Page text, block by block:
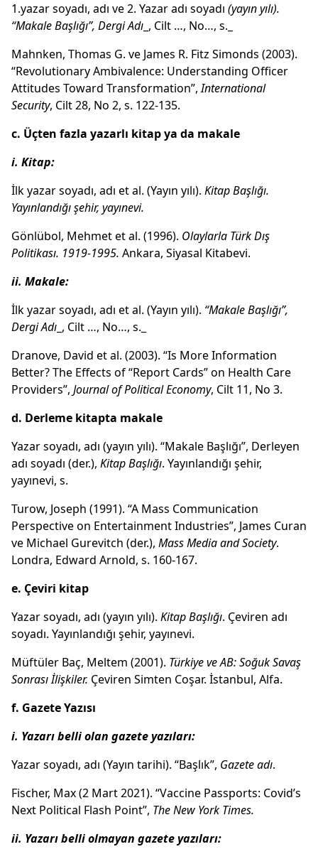
1.yazar soyadı, adı ve 2. Yazar adı soyadı (yayın yılı).
“Makale Başlığı”, Dergi Adı _, Cilt …, No…, s._
Mahnken, Thomas G. ve James R. Fitz Simonds (2003).
“Revolutionary Ambivalence: Understanding Officer
Attitudes Toward Transformation”,International
Security, Cilt 28, No 2, s. 122-135.
c. Üçten fazla yazarlı kitap ya da makale
i. Kitap:
İlk yazar soyadı, adı et al. (Yayın yılı). Kitap Başlığı.
Yayınlandığı şehir, yayınevi.
Gönlübol, Mehmet et al. (1996). Olaylarla Türk Dış
Politikası. 1919-1995. Ankara, Siyasal Kitabevi.
ii. Makale:
İlk yazar soyadı, adı et al. (Yayın yılı). “Makale Başlığı”,
Dergi Adı _, Cilt …, No…, s._
Dranove, David et al. (2003). “Is More Information
Better? The Effects of “Report Cards” on Health Care
Providers”, Journal of Political Economy, Cilt 11, No 3.
d. Derleme kitapta makale
Yazar soyadı, adı (yayın yılı). “Makale Başlığı”, Derleyen
adı soyadı (der.), Kitap Başlığı. Yayınlandığı şehir,
yayınevi, s.
Turow, Joseph (1991). “A Mass Communication
Perspective on Entertainment Industries”, James Curan
ve Michael Gurevitch (der.), Mass Media and Society.
Londra, Edward Arnold, s. 160-167.
e. Çeviri kitap
Yazar soyadı, adı (yayın yılı). Kitap Başlığı. Çeviren adı
soyadı. Yayınlandığı şehir, yayınevi.
Müftüler Baç, Meltem (2001). Türkiye ve AB: Soğuk Savaş
Sonrası İlişkiler. Çeviren Simten Coşar. İstanbul, Alfa.
f. Gazete Yazısı
i. Yazarı belli olan gazete yazıları:
Yazar soyadı, adı (Yayın tarihi). “Başlık”, Gazete adı.
Fischer, Max (2 Mart 2021). “Vaccine Passports: Covid’s
Next Political Flash Point”, The New York Times.
ii. Yazarı belli olmayan gazete yazıları: